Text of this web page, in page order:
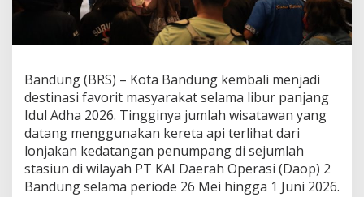
Bandung (BRS) – Kota Bandung kembali menjadi
destinasi favorit masyarakat selama libur panjang
Idul Adha 2026. Tingginya jumlah wisatawan yang
datang menggunakan kereta api terlihat dari
lonjakan kedatangan penumpang di sejumlah
stasiun di wilayah PT KAI Daerah Operasi (Daop) 2
Bandung selama periode 26 Mei hingga 1 Juni 2026.